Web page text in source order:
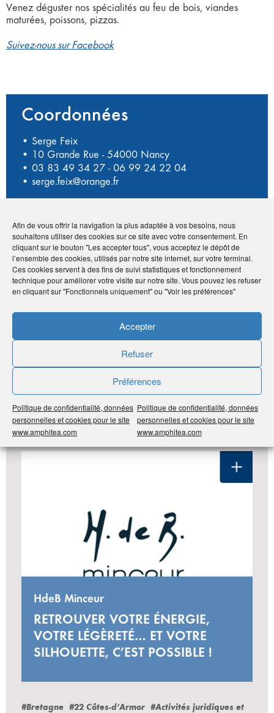
Afin de vous offrir la navigation la plus adaptée à vos besoins, nous
souhaitons utiliser des cookies sur ce site avec votre consentement. En
cliquant sur le bouton "Les accepter tous", vous acceptez le dépôt de
l’ensemble des cookies, utilisés par notre site internet, sur votre terminal.
Ces cookies servent à des fins de suivi statistiques et fonctionnement
technique pour améliorer votre visite sur notre site. Vous pouvez les refuser
en cliquant sur "Fonctionnels uniquement" ou "Voir les préférences"
Accepter
Refuser
Préférences
Politique de confidentialité, données
personnelles et cookies pour le site
www.amphitea.com
Politique de confidentialité, données
personnelles et cookies pour le site
www.amphitea.com
Venez déguster nos spécialités au feu de bois, viandes
maturées, poissons, pizzas.
Suivez-nous sur Facebook
Coordonnées
• Serge Feix
• 10 Grande Rue - 54000 Nancy
• 03 83 49 34 27 - 06 99 24 22 04
• serge.feix@orange.fr
Publié le :13 novembre 2020
Noter 0/5 0votes
Imprimer
Partager
LES DERNIÈRES ANNONCES DU
CLUB ADHÉRENT
#Pays de la Loire #44 Loire-Atlantique
HdeB Minceur
RETROUVER VOTRE ÉNERGIE,
VOTRE LÉGÈRETÉ… ET VOTRE
SILHOUETTE, C’EST POSSIBLE !
#Bretagne #22 Côtes-d’Armor #Activités juridiques et